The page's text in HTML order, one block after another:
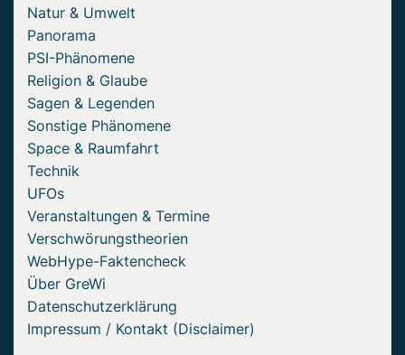
Natur & Umwelt
Panorama
PSI-Phänomene
Religion & Glaube
Sagen & Legenden
Sonstige Phänomene
Space & Raumfahrt
Technik
UFOs
Veranstaltungen & Termine
Verschwörungstheorien
WebHype-Faktencheck
Über GreWi
Datenschutzerklärung
Impressum / Kontakt (Disclaimer)